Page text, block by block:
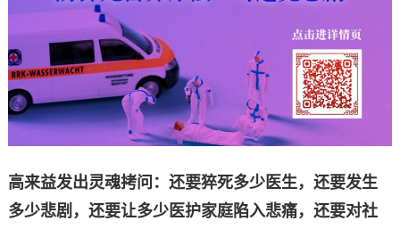
高来益发出灵魂拷问：还要猝死多少医生，还要发生
多少悲剧，还要让多少医护家庭陷入悲痛，还要对社